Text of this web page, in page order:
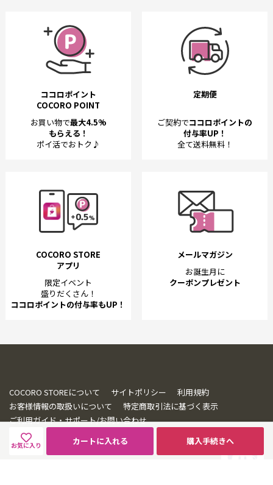
購入手続きへ
カートに入れる
お気に入り
ココロポイント
COCORO POINT
お買い物で最大4.5%
もらえる！
ポイ活でおトク♪
定期便
ご契約でココロポイントの
付与率UP！
全て送料無料！
COCORO STORE
アプリ
限定イベント
盛りだくさん！
ココロポイントの付与率もUP！
メールマガジン
お誕生月に
クーポンプレゼント
COCORO STOREについて サイトポリシー
利用規約
お客様情報の取扱いについて
特定商取引法に基づく表示
ご利用ガイド・サポート/お問い合わせ